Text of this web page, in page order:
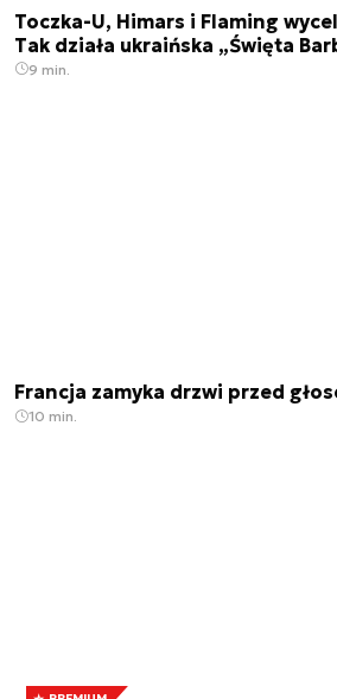
Toczka-U, Himars i Flaming
Tak działa ukraińska „Święta
9 min.
Francja zamyka drzwi przed
10 min.